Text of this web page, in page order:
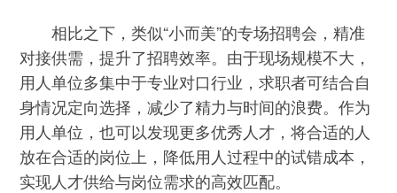
相比之下，类似“小而美”的专场招聘会，精准
对接供需，提升了招聘效率。由于现场规模不大，
用人单位多集中于专业对口行业，求职者可结合自
身情况定向选择，减少了精力与时间的浪费。作为
用人单位，也可以发现更多优秀人才，将合适的人
放在合适的岗位上，降低用人过程中的试错成本，
实现人才供给与岗位需求的高效匹配。